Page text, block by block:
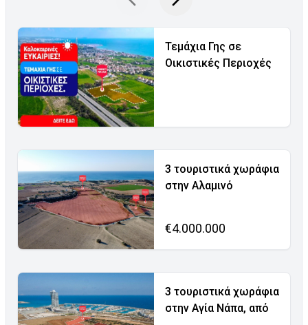
Τεμάχια Γης σε
Οικιστικές Περιοχές
3 τουριστικά χωράφια
στην Αλαμινό
€4.000.000
3 τουριστικά χωράφια
στην Αγία Νάπα, από